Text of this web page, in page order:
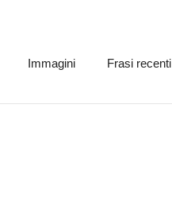
Immagini Frasi recenti